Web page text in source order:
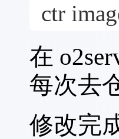
ctr
在
每次去
修改完